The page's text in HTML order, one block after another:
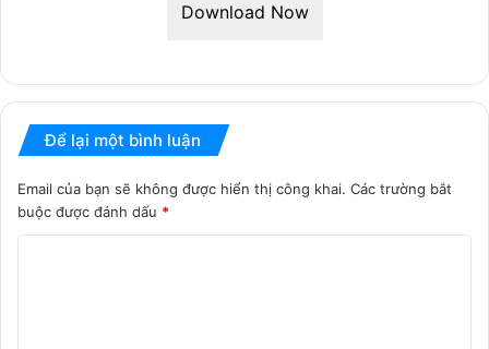
Download Now
Để lại một bình luận
Email của bạn sẽ không được hiển thị công khai. Các trường bắt
buộc được đánh dấu *